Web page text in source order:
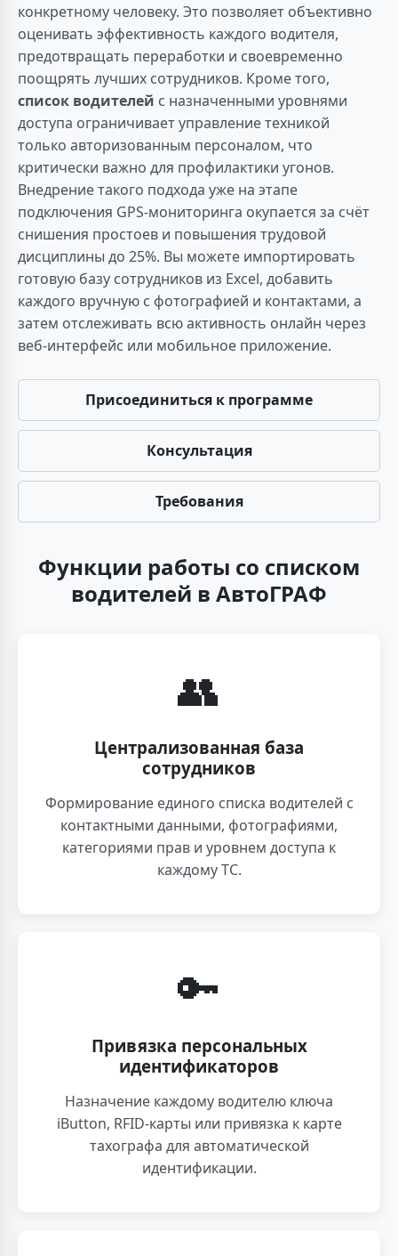
конкретному человеку. Это позволяет объективно
оценивать эффективность каждого водителя,
предотвращать переработки и своевременно
поощрять лучших сотрудников. Кроме того,
список водителей с назначенными уровнями
доступа ограничивает управление техникой
только авторизованным персоналом, что
критически важно для профилактики угонов.
Внедрение такого подхода уже на этапе
подключения GPS-мониторинга окупается за счёт
снишения простоев и повышения трудовой
дисциплины до 25%. Вы можете импортировать
готовую базу сотрудников из Excel, добавить
каждого вручную с фотографией и контактами, а
затем отслеживать всю активность онлайн через
веб-интерфейс или мобильное приложение.
Присоединиться к программе
Консультация
Требования
Функции работы со списком
водителей в АвтоГРАФ
👥
Централизованная база
сотрудников
Формирование единого списка водителей с
контактными данными, фотографиями,
категориями прав и уровнем доступа к
каждому ТС.
🔑
Привязка персональных
идентификаторов
Назначение каждому водителю ключа
iButton, RFID-карты или привязка к карте
тахографа для автоматической
идентификации.